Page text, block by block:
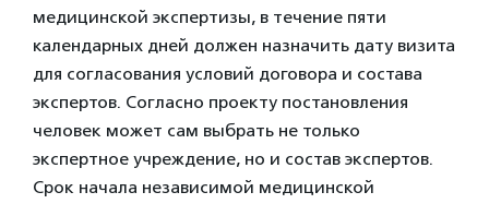
медицинской экспертизы, в течение пяти
календарных дней должен назначить дату визита
для согласования условий договора и состава
экспертов. Согласно проекту постановления
человек может сам выбрать не только
экспертное учреждение, но и состав экспертов.
Срок начала независимой медицинской